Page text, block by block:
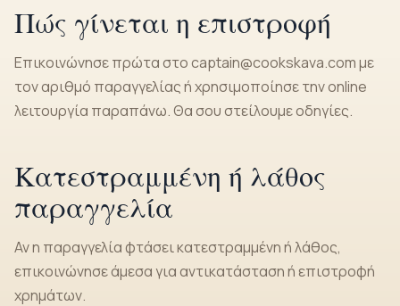
Πώς γίνεται η επιστροφή
Επικοινώνησε πρώτα στοcaptain@cookskava.comμε
τον αριθμό παραγγελίας ή χρησιμοποίησε την online
λειτουργία παραπάνω. Θα σου στείλουμε οδηγίες.
Κατεστραμμένη ή λάθος
παραγγελία
Αν η παραγγελία φτάσει κατεστραμμένη ή λάθος,
επικοινώνησε άμεσα για αντικατάσταση ή επιστροφή
χρημάτων.